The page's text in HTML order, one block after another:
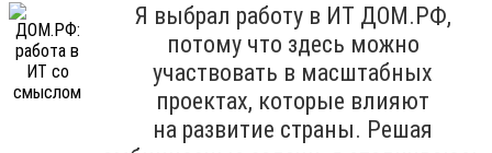
Я выбрал работу в ИТ ДОМ.РФ,
потому что здесь можно
участвовать в масштабных
проектах, которые влияют
на развитие страны. Решая